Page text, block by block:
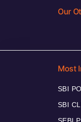
Our
Most
SBI
SBI